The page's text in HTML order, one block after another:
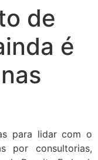
de
é
para lidar com o
por consultorias,